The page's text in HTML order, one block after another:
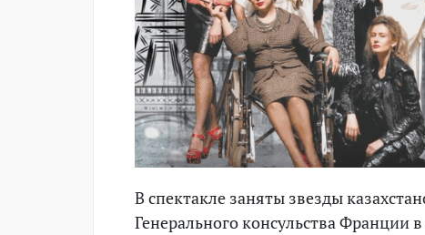
В спектакле заняты звезды
Генерального консульства Франции